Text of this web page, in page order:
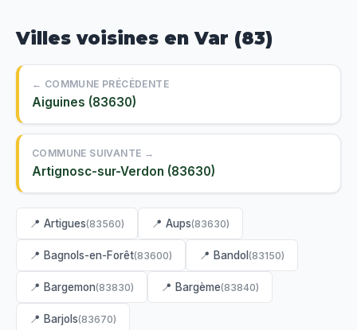
Villes voisines en Var (83)
← COMMUNE PRÉCÉDENTE
Aiguines (83630)
COMMUNE SUIVANTE →
Artignosc-sur-Verdon (83630)
📍 Artigues(83560) 📍 Aups(83630)
📍 Bagnols-en-Forêt(83600) 📍 Bandol (83150)
📍 Bargemon(83830) 📍 Bargème(83840)
📍 Barjols(83670)